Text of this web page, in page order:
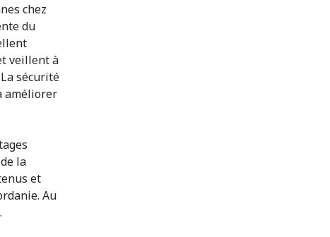
chez
du
veillent à
sécurité
améliorer
la
et
Au